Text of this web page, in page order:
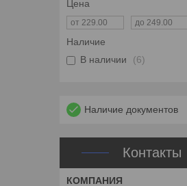
Цена
Наличие
В наличии
6
Наличие документов
Контакты